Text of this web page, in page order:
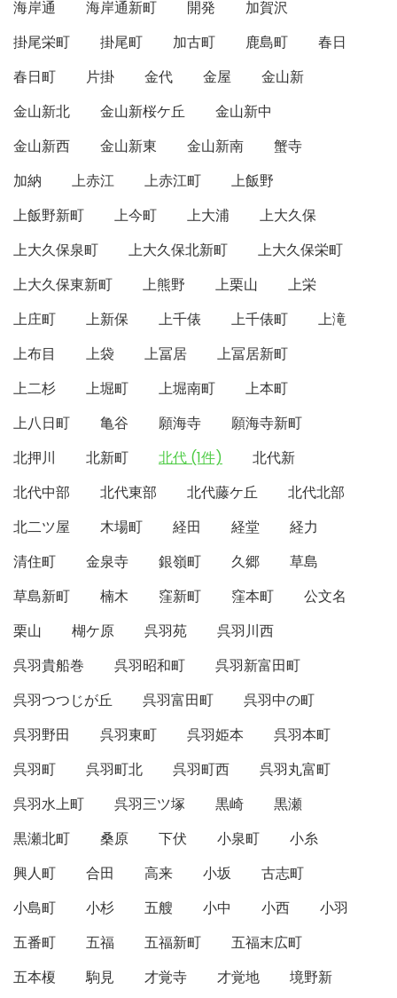
海岸通 海岸通新町 開発
加賀沢
掛尾栄町
掛尾町 加古町 鹿島町
春日
春日町
片掛 金代 金屋
金山新
金山新北
金山新桜ケ丘
金山新中
金山新西
金山新東 金山新南
蟹寺
加納
上赤江 上赤江町
上飯野
上飯野新町
上今町 上大浦
上大久保
上大久保泉町
上大久保北新町
上大久保栄町
上大久保東新町
上熊野 上栗山
上栄
上庄町
上新保 上千俵 上千俵町
上滝
上布目
上袋 上冨居
上冨居新町
上二杉
上堀町 上堀南町
上本町
上八日町
亀谷 願海寺
願海寺新町
北押川
北新町 北代 (1件)
北代新
北代中部
北代東部 北代藤ケ丘
北代北部
北二ツ屋
木場町 経田 経堂
経力
清住町
金泉寺 銀嶺町 久郷
草島
草島新町
楠木 窪新町 窪本町
公文名
栗山
楜ケ原 呉羽苑
呉羽川西
呉羽貴船巻
呉羽昭和町
呉羽新富田町
呉羽つつじが丘
呉羽富田町
呉羽中の町
呉羽野田
呉羽東町 呉羽姫本
呉羽本町
呉羽町
呉羽町北 呉羽町西
呉羽丸富町
呉羽水上町
呉羽三ツ塚 黒崎
黒瀬
黒瀬北町
桑原 下伏 小泉町
小糸
興人町
合田 高来 小坂
古志町
小島町
小杉 五艘 小中 小西
小羽
五番町
五福 五福新町
五福末広町
五本榎
駒見 才覚寺 才覚地
境野新